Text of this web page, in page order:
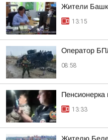
Жители
13:15
Оператор
08:58
13:33